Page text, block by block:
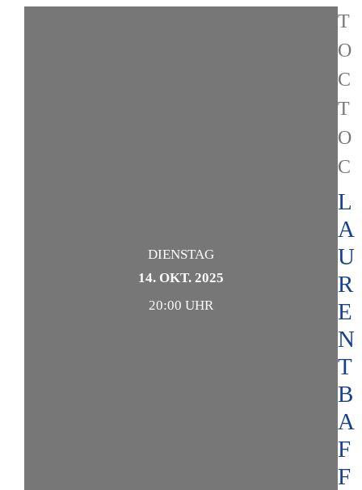
DIENSTAG
14. OKT. 2025
20:00 UHR
L
A
U
R
E
N
T
B
A
F
F
T
O
C
T
O
C